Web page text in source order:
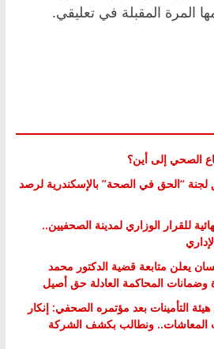
المرة المقبلة في تعليقي.
الصحي إلى أين؟
“الحق في الصحة” بالإسكندرية لرصد
للقرار الوزاري لمدينة الصحفيين..
يعلن متابعة قضية الدكتور محمد
وضمانات المحاكمة العادلة حق أصيل
التأمينات بعد مؤتمره الصحفي: إنكار
المعاشات.. ونطالب بكشف الشركة